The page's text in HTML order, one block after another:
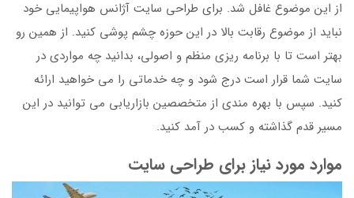
از این موضوع غافل شد. برای طراحی سایت آژانس هواپیمایی خود
نباید از موضوع رقابت بالا در این حوزه چشم پوشی کنید. از همین رو
بهتر است تا با برنامه ریزی منظم و اصولی، بدانید چه مواردی در
سایت شما قرار است درج شود و چه خدماتی را می خواهید ارائه
کنید. سپس با بهره مندی از متخصصین بازاریابی می توانید در این
مسیر قدم گذاشته و کسب در آمد کنید.
موارد مورد نیاز برای طراحی سایت